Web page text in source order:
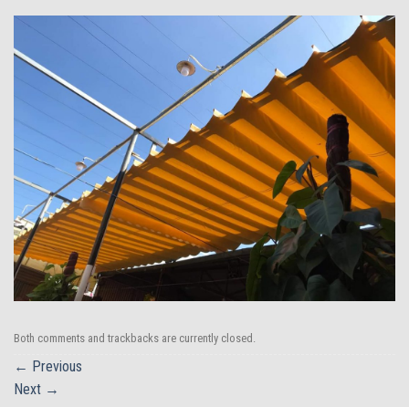
Both comments and trackbacks are currently closed.
← Previous
Next →